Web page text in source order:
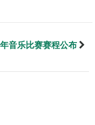
音乐比赛赛程公布